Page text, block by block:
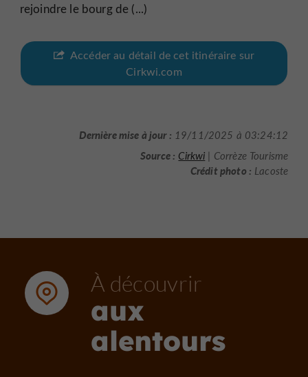
rejoindre le bourg de (...)
Accéder au détail de cet itinéraire sur
Cirkwi.com
Dernière mise à jour : 19/11/2025 à 03:24:12
Source : Cirkwi | Corrèze Tourisme
Crédit photo : Lacoste
À découvrir
aux
alentours